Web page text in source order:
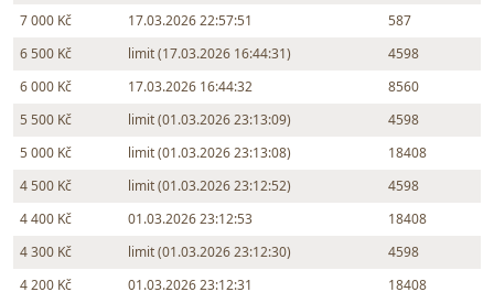
7 000 Kč
17.03.2026 22:57:51
587
6 500 Kč
limit (17.03.2026 16:44:31)
4598
6 000 Kč
17.03.2026 16:44:32
8560
5 500 Kč
limit (01.03.2026 23:13:09)
4598
5 000 Kč
limit (01.03.2026 23:13:08)
18408
4 500 Kč
limit (01.03.2026 23:12:52)
4598
4 400 Kč
01.03.2026 23:12:53
18408
4 300 Kč
limit (01.03.2026 23:12:30)
4598
4 200 Kč
01.03.2026 23:12:31 18408